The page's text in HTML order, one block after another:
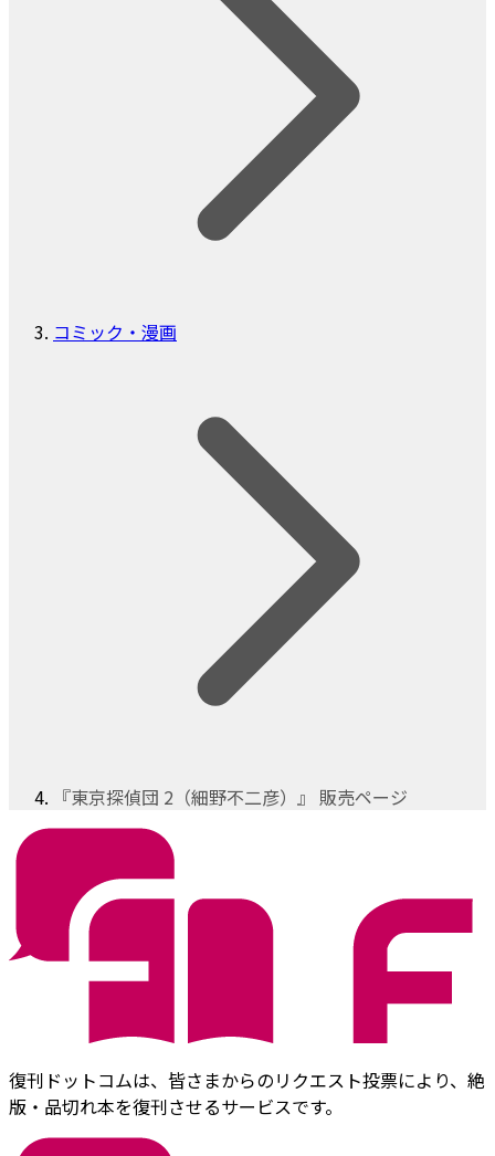
コミック・漫画
『東京探偵団 2（細野不二彦）』 販売ページ
復刊ドットコムは、皆さまからのリクエスト投票により、絶
版・品切れ本を復刊させるサービスです。